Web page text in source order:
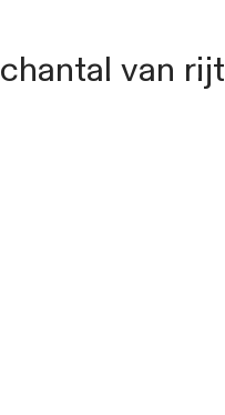
chantal van rijt